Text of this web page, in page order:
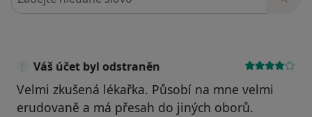
Váš účet byl odstraněn
Velmi zkušená lékařka. Působí na mne velmi
erudovaně a má přesah do jiných oborů.